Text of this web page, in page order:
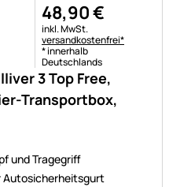
3 Top Free,
Transportbox,
und Tragegriff
48,90€
Steuerhinweis:
inkl. MwSt.
versandkostenfrei*
* innerhalb
Deutschlands